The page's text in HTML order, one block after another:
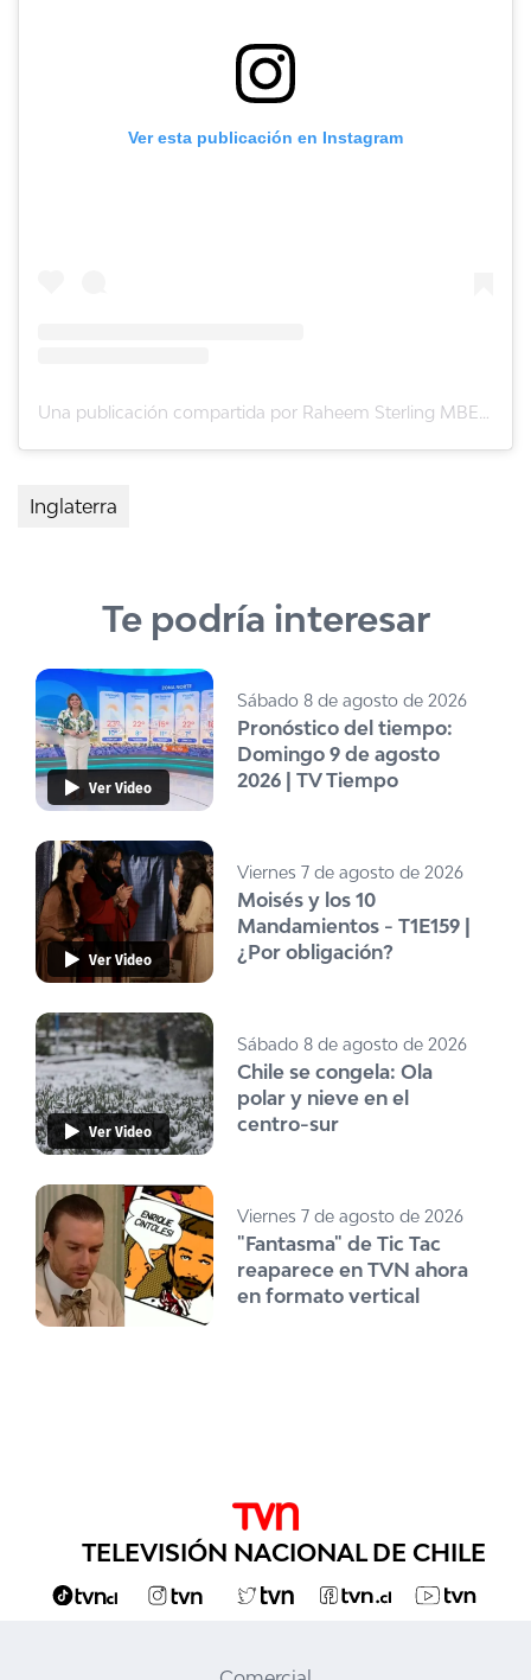
Ver esta publicación en Instagram
Inglaterra
Te podría interesar
Ver Video
Sábado 8 de agosto de 2026
Pronóstico del tiempo:
Domingo 9 de agosto
2026 | TV Tiempo
Ver Video
Viernes 7 de agosto de 2026
Moisés y los 10
Mandamientos - T1E159 |
¿Por obligación?
Ver Video
Sábado 8 de agosto de 2026
Chile se congela: Ola
polar y nieve en el
centro-sur
Viernes 7 de agosto de 2026
"Fantasma" de Tic Tac
reaparece en TVN ahora
en formato vertical
TELEVISIÓN NACIONAL DE CHILE